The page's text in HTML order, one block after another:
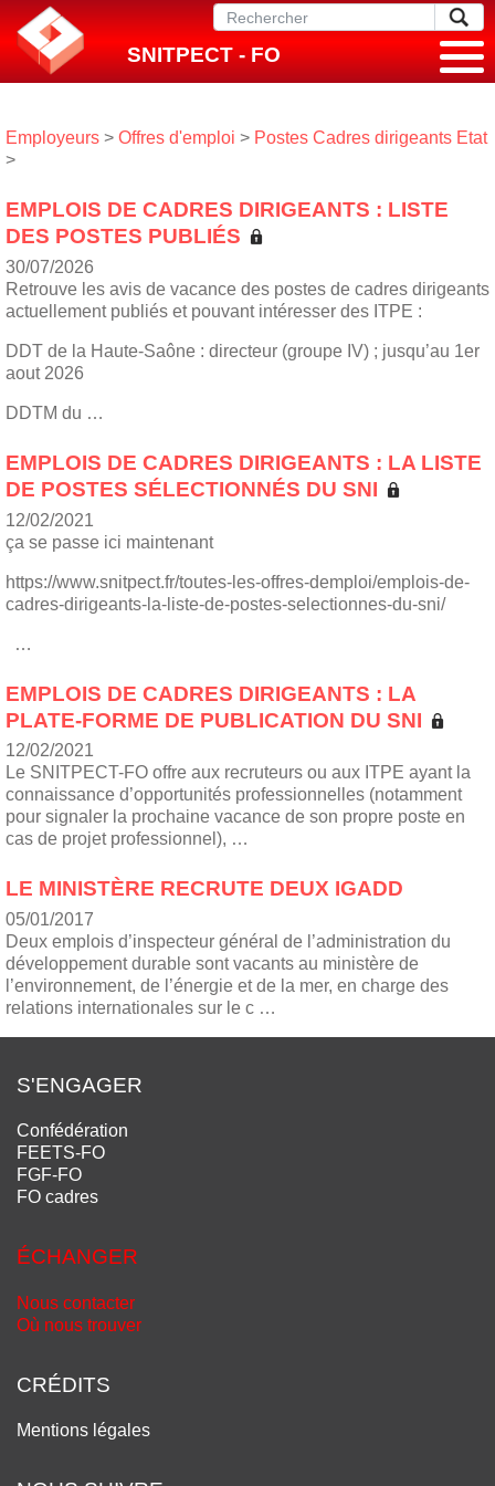
SNITPECT - FO
Employeurs > Offres d'emploi > Postes Cadres dirigeants Etat
>
EMPLOIS DE CADRES DIRIGEANTS : LISTE
DES POSTES PUBLIÉS
30/07/2026
Retrouve les avis de vacance des postes de cadres dirigeants
actuellement publiés et pouvant intéresser des ITPE :
DDT de la Haute-Saône : directeur (groupe IV) ; jusqu’au 1er
aout 2026
DDTM du …
EMPLOIS DE CADRES DIRIGEANTS : LA LISTE
DE POSTES SÉLECTIONNÉS DU SNI
12/02/2021
ça se passe ici maintenant
https://www.snitpect.fr/toutes-les-offres-demploi/emplois-de-
cadres-dirigeants-la-liste-de-postes-selectionnes-du-sni/
…
EMPLOIS DE CADRES DIRIGEANTS : LA
PLATE-FORME DE PUBLICATION DU SNI
12/02/2021
Le SNITPECT-FO offre aux recruteurs ou aux ITPE ayant la
connaissance d’opportunités professionnelles (notamment
pour signaler la prochaine vacance de son propre poste en
cas de projet professionnel), …
LE MINISTÈRE RECRUTE DEUX IGADD
05/01/2017
Deux emplois d’inspecteur général de l’administration du
développement durable sont vacants au ministère de
l’environnement, de l’énergie et de la mer, en charge des
relations internationales sur le c …
S'ENGAGER
Confédération
FEETS-FO
FGF-FO
FO cadres
ÉCHANGER
Nous contacter
Où nous trouver
CRÉDITS
Mentions légales